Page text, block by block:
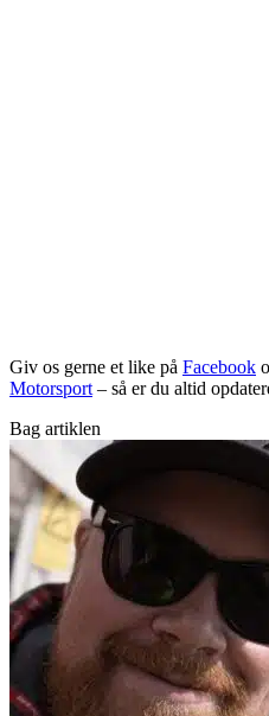
Giv os gerne et like på Facebook
Motorsport– så er du altid
Bag artiklen